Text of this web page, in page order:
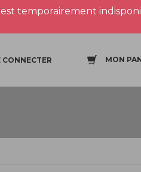
temporairement
CONNECTER MON